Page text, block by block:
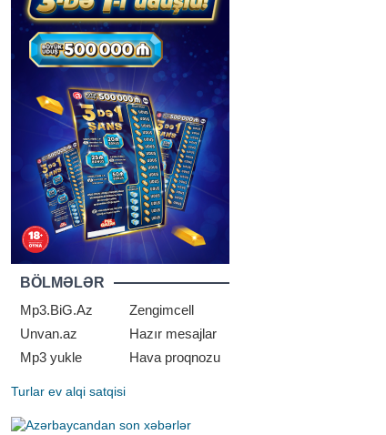
BÖLMƏLƏR
Mp3.BiG.Az
Zengimcell
Unvan.az
Hazır mesajlar
Mp3 yukle
Hava proqnozu
Turlar ev alqi satqisi